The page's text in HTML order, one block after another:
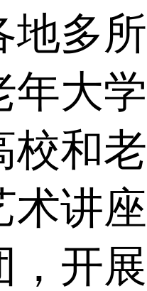
地多
年大
校和
术讲
，开